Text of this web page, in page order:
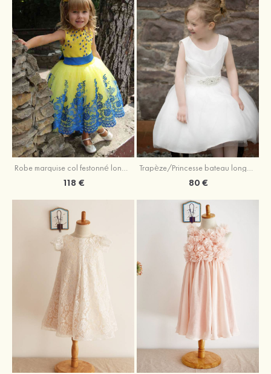
Robe marquise col festonné longueur mollet tulle robe de fille de fleur avec appliqué
118 €
Trapèze/Princesse bateau longueur genou tulle robe de fille de fleur avec perle ceinture
80 €